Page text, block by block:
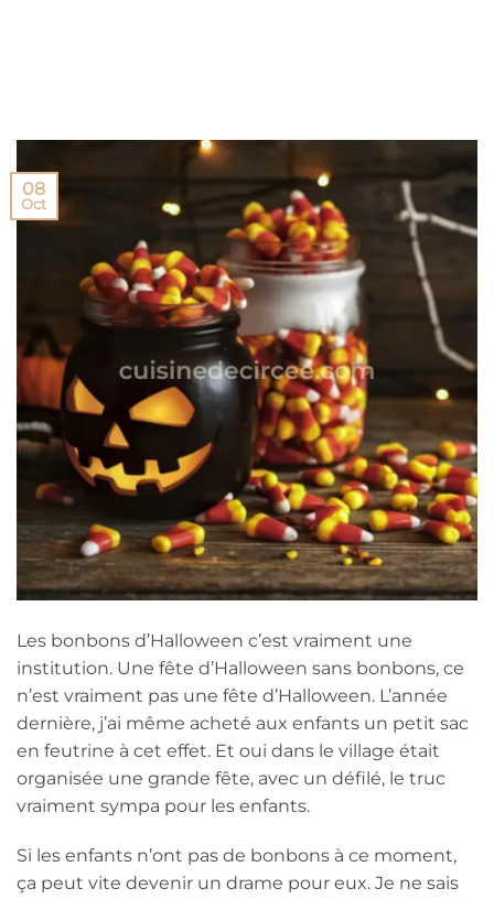
08
Oct
Les bonbons d’Halloween c’est vraiment une
institution. Une fête d’Halloween sans bonbons, ce
n’est vraiment pas une fête d’Halloween. L’année
dernière, j’ai même acheté aux enfants un petit sac
en feutrine à cet effet. Et oui dans le village était
organisée une grande fête, avec un défilé, le truc
vraiment sympa pour les enfants.
Si les enfants n’ont pas de bonbons à ce moment,
ça peut vite devenir un drame pour eux. Je ne sais